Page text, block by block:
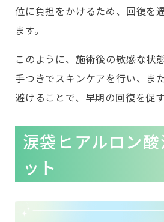
位に負担をかけるため、回復を
ます。
このように、施術後の敏感な状
手つきでスキンケアを行い、ま
避けることで、早期の回復を促
涙袋ヒアルロン
ット